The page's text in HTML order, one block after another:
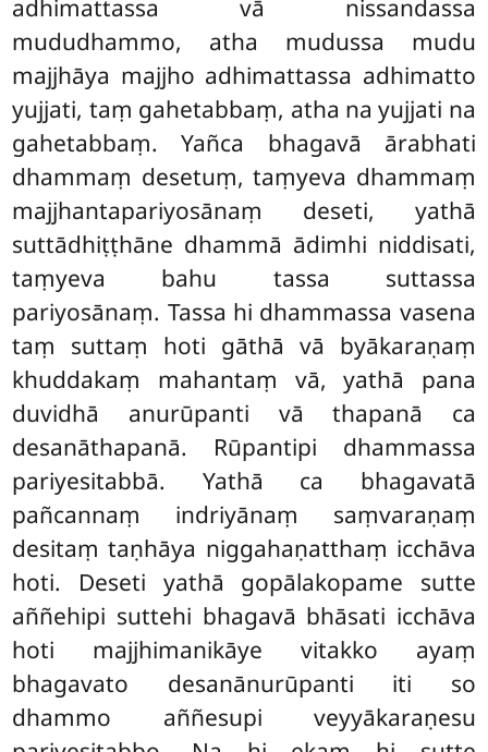
adhimattassa vā nissandassa
mududhammo, atha mudussa mudu
majjhāya majjho adhimattassa adhimatto
yujjati, taṃ gahetabbaṃ, atha na yujjati na
gahetabbaṃ. Yañca bhagavā ārabhati
dhammaṃ desetuṃ, taṃyeva dhammaṃ
majjhantapariyosānaṃ deseti, yathā
suttādhiṭṭhāne dhammā ādimhi niddisati,
taṃyeva bahu tassa suttassa
pariyosānaṃ. Tassa hi dhammassa vasena
taṃ suttaṃ hoti gāthā vā byākaraṇaṃ
khuddakaṃ mahantaṃ vā, yathā pana
duvidhā anurūpanti vā thapanā ca
desanāthapanā. Rūpantipi dhammassa
pariyesitabbā. Yathā ca bhagavatā
pañcannaṃ indriyānaṃ saṃvaraṇaṃ
desitaṃ taṇhāya niggahaṇatthaṃ icchāva
hoti. Deseti yathā gopālakopame sutte
aññehipi suttehi bhagavā bhāsati icchāva
hoti majjhimanikāye vitakko ayaṃ
bhagavato desanānurūpanti iti so
dhammo aññesupi veyyākaraṇesu